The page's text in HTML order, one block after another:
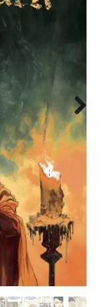
Next